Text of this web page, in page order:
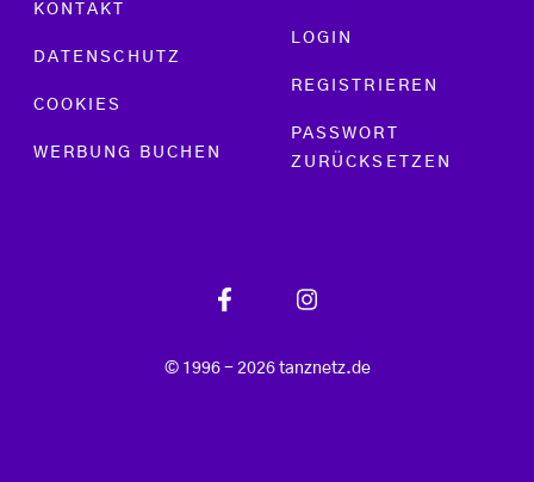
KONTAKT
DATENSCHUTZ
COOKIES
WERBUNG BUCHEN
LOGIN
REGISTRIEREN
PASSWORT
ZURÜCKSETZEN
© 1996 - 2026 tanznetz.de